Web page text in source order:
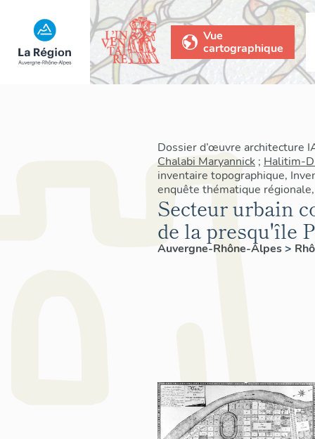
Vue
cartographique
Dossier d’œuvre architecture
Chalabi Maryannick ; Halitim-
inventaire topographique,
enquête thématique
Secteur urbain
de la presqu'île
Auvergne-Rhône-Alpes>